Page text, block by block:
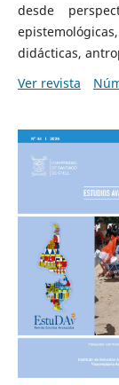
desde
didácticas,
Ver revista